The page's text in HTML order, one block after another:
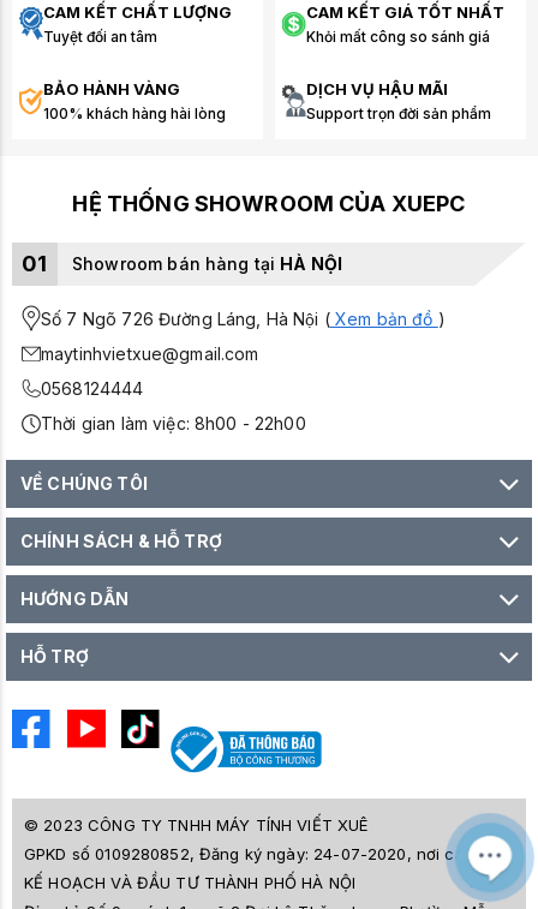
CAM KẾT CHẤT LƯỢNG
Tuyệt đối an tâm
CAM KẾT GIÁ TỐT NHẤT
Khỏi mất công so sánh giá
BẢO HÀNH VÀNG
100% khách hàng hài lòng
DỊCH VỤ HẬU MÃI
Support trọn đời sản phẩm
HỆ THỐNG SHOWROOM CỦA XUEPC
01 Showroom bán hàng tại HÀ NỘI
Số 7 Ngõ 726 Đường Láng, Hà Nội (Xem bản đồ )
maytinhvietxue@gmail.com
0568124444
Thời gian làm việc: 8h00 - 22h00
VỀ CHÚNG TÔI
CHÍNH SÁCH & HỖ TRỢ
HƯỚNG DẪN
HỖ TRỢ
© 2023 CÔNG TY TNHH MÁY TÍNH VIẾT XUÊ
GPKD số 0109280852, Đăng ký ngày: 24-07-2020, nơi cấp SỞ
KẾ HOẠCH VÀ ĐẦU TƯ THÀNH PHỐ HÀ NỘI